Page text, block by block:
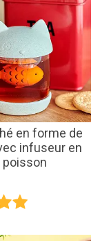
en forme de
infuseur en